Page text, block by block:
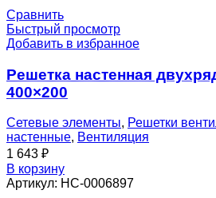
Сравнить
Быстрый просмотр
Добавить в избранное
Решетка настенная
400×200
Сетевые элементы, Решетки
настенные, Вентиляция
1 643 ₽
В корзину
Артикул: НС-0006897